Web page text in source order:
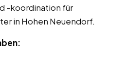
-koordination für
in Hohen Neuendorf.